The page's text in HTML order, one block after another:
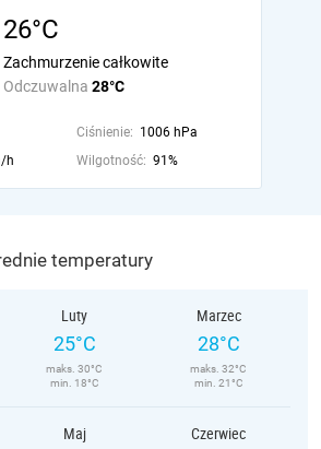
26°C
Odczuwalna 28°C
Zachmurzenie całkowite
Ciśnienie: 1006 hPa
h Wilgotność: 91%
temperatury
Luty
25°C
maks. 30°C
min. 18°C
Marzec
28°C
maks. 32°C
min. 21°C
Maj Czerwiec